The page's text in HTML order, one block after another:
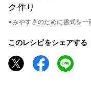
ク作り
※みやすさのために書式を一
このレシピをシェアする